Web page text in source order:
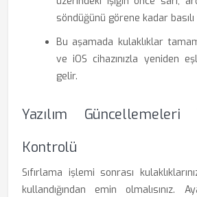
söndüğünü görene kadar
Bu aşamada kulaklıklar
ve iOS cihazınızla yeniden
gelir.
Yazılım Güncellemeleri
Kontrolü
Sıfırlama işlemi sonrası
kullandığından emin olmalısınız.